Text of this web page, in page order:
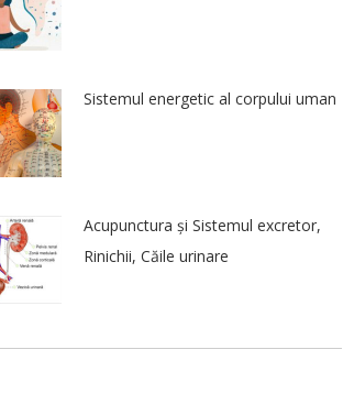
Sistemul energetic al corpului uman
Acupunctura și Sistemul excretor,
Rinichii, Căile urinare